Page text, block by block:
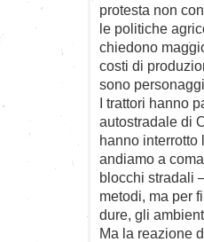
protesta non
le politiche
chiedono
costi di
sono
I trattori hanno
autostradale di
hanno interrotto
andiamo a
blocchi stradali
metodi, ma per
dure, gli
Ma la reazione